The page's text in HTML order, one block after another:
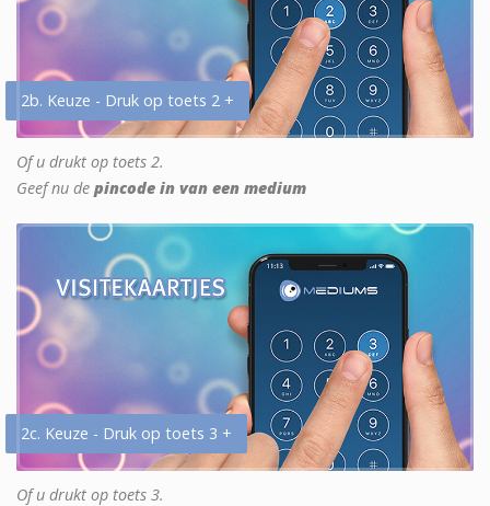
2b. Keuze - Druk op toets 2 +
Of u drukt op toets 2.
Geef nu de pincode in van een medium
2c. Keuze - Druk op toets 3 +
Of u drukt op toets 3.